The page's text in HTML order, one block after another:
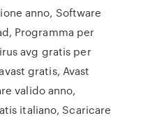
anno, Software
Programma per
avg gratis per
gratis, Avast
valido anno,
italiano, Scaricare